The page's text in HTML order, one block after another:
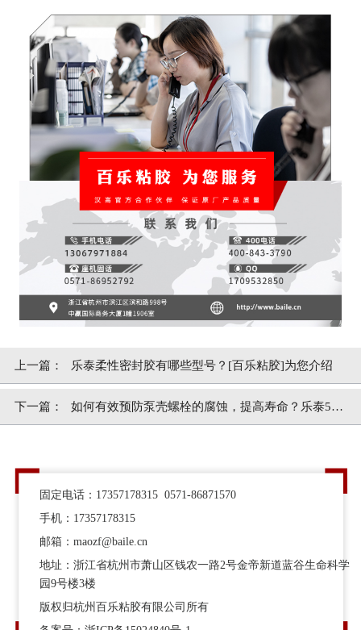
上一篇： 乐泰柔性密封胶有哪些型号？[百乐粘胶]为您介绍
下一篇： 如何有效预防泵壳螺栓的腐蚀，提高寿命？乐泰518
固定电话：17357178315 0571-86871570
手机：17357178315
邮箱：maozf@baile.cn
地址：浙江省杭州市萧山区钱农一路2号金帝新道蓝谷生命科学
园9号楼3楼
版权归杭州百乐粘胶有限公司所有